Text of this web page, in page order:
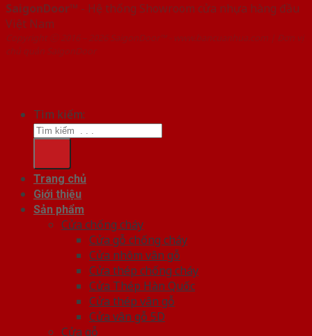
SaigonDoor™ - Hệ thống Showroom cửa nhựa hàng đầu
Việt Nam
Copyright ⓒ 2016 – 2026 SaigonDoor™ - www.bancuanhua.com | Đơn vị
chủ quản SaigonDoor
Tìm kiếm:
Trang chủ
Giới thiệu
Sản phẩm
Cửa chống cháy
Cửa gỗ chống cháy
Cửa nhôm vân gỗ
Cửa thép chống cháy
Cửa Thép Hàn Quốc
Cửa thép vân gỗ
Cửa vân gỗ 5D
Cửa gỗ